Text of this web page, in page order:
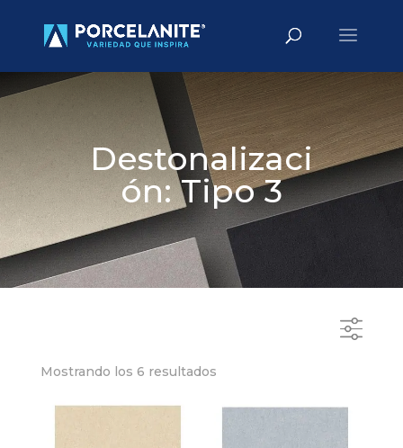
Destonalizaci
ón: Tipo 3
Material
Mostrando los 6 resultados